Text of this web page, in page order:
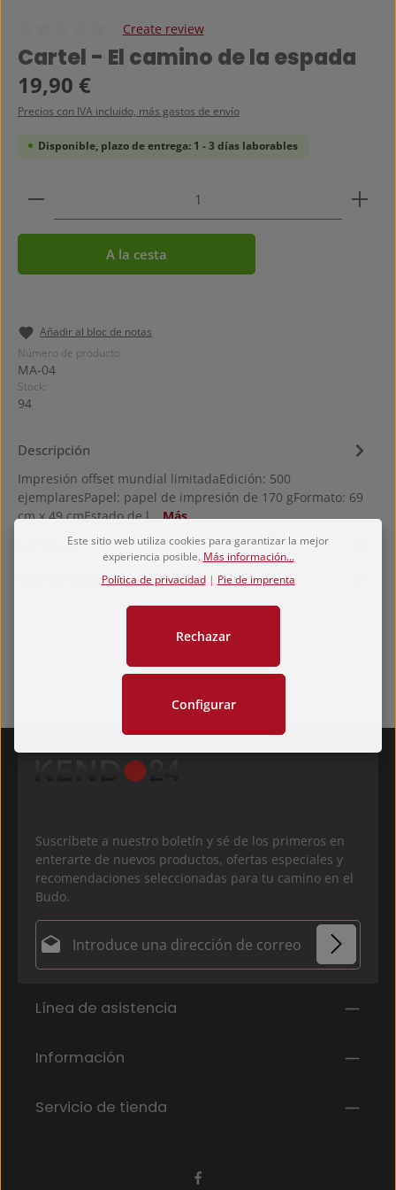
Calificación promedio de 0 de 5 estrellas
Create review
Cartel - El camino de la espada
Precio normal:
19,90 €
Precios con IVA incluido, más gastos de envío
Disponible, plazo de entrega: 1 - 3 días laborables
Cantidad del producto: introduce la cantidad
A la cesta
Añadir al bloc de notas
Número de producto:
MA-04
Stock:
94
Descripción
Impresión offset mundial limitadaEdición: 500
ejemplaresPapel: papel de impresión de 170 gFormato: 69
cm x 49 cmEstado de l…Más
Hersteller
Suscríbete a nuestro boletín y sé de los primeros en
enterarte de nuevos productos, ofertas especiales y
recomendaciones seleccionadas para tu camino en el
Budo.
Dirección de correo electrónico*
Al seleccionar continuar, confirmas que has leído
has aceptado nuestros
términos y condiciones generales
Los campos marcados con un asterisco (*) son
obligatorios.
Línea de asistencia
Información
Servicio de tienda
Este sitio web utiliza cookies para garantizar la mejor
experiencia posible. Más información...
Política de privacidad| Pie de imprenta
Rechazar
Configurar